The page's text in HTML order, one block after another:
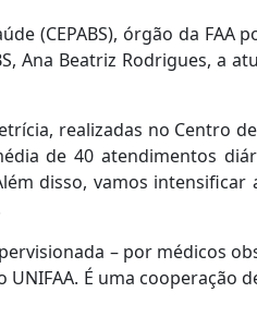
(CEPABS), órgão da FAA
Ana Beatriz Rodrigues, a
realizadas no Centro
de 40 atendimentos
disso, vamos intensificar
– por médicos
É uma cooperação